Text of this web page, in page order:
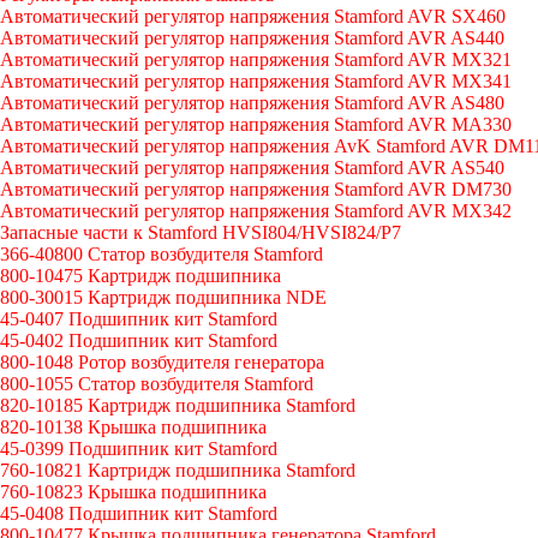
Автоматический регулятор напряжения Stamford AVR SX460
Автоматический регулятор напряжения Stamford AVR AS440
Автоматический регулятор напряжения Stamford AVR MX321
Автоматический регулятор напряжения Stamford AVR MX341
Автоматический регулятор напряжения Stamford AVR AS480
Автоматический регулятор напряжения Stamford AVR MA330
Автоматический регулятор напряжения AvK Stamford AVR
Автоматический регулятор напряжения Stamford AVR AS540
Автоматический регулятор напряжения Stamford AVR DM730
Автоматический регулятор напряжения Stamford AVR MX342
Запасные части к Stamford HVSI804/HVSI824/P7
366-40800 Статор возбудителя Stamford
800-10475 Картридж подшипника
800-30015 Картридж подшипника NDE
45-0407 Подшипник кит Stamford
45-0402 Подшипник кит Stamford
800-1048 Ротор возбудителя генератора
800-1055 Статор возбудителя Stamford
820-10185 Картридж подшипника Stamford
820-10138 Крышка подшипника
45-0399 Подшипник кит Stamford
760-10821 Картридж подшипника Stamford
760-10823 Крышка подшипника
45-0408 Подшипник кит Stamford